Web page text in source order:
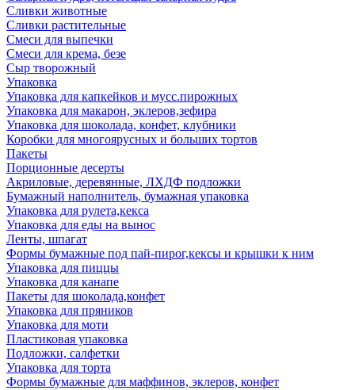
Сливки животные
Сливки растительные
Смеси для выпечки
Смеси для крема, безе
Сыр творожный
Упаковка
Упаковка для капкейков и мусс.пирожных
Упаковка для макарон, эклеров,зефира
Упаковка для шоколада, конфет, клубники
Коробки для многоярусных и больших тортов
Пакеты
Порционные десерты
Акриловые, деревянные, ЛХДФ подложки
Бумажный наполнитель, бумажная упаковка
Упаковка для рулета,кекса
Упаковка для еды на вынос
Ленты, шпагат
Формы бумажные под пай-пирог,кексы и крышки к ним
Упаковка для пиццы
Упаковка для канапе
Пакеты для шоколада,конфет
Упаковка для пряников
Упаковка для моти
Пластиковая упаковка
Подложки, салфетки
Упаковка для торта
Формы бумажные для маффинов, эклеров, конфет